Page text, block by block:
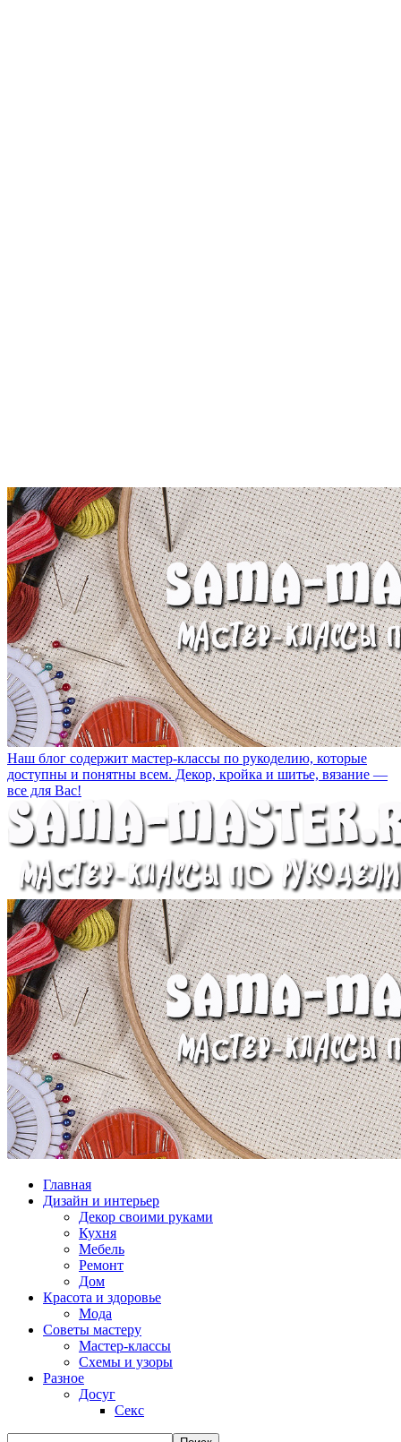
Наш блог содержит мастер-классы по рукоделию, которые
доступны и понятны всем. Декор, кройка и шитье, вязание —
все для Вас!
Главная
Дизайн и интерьер
Декор своими руками
Кухня
Мебель
Ремонт
Дом
Красота и здоровье
Мода
Советы мастеру
Мастер-классы
Схемы и узоры
Разное
Досуг
Секс